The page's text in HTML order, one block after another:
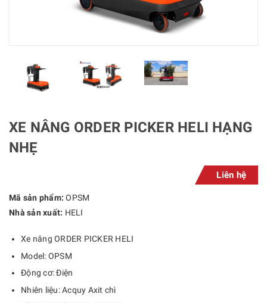
XE NÂNG ORDER PICKER HELI HẠNG
NHẸ
Liên hệ
Mã sản phẩm:OPSM
Nhà sản xuất: HELI
Xe nâng ORDER PICKER HELI
Model: OPSM
Động cơ: Điện
Nhiên liệu: Acquy Axit chì